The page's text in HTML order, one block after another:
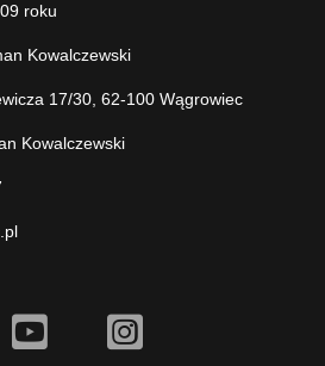
roku
Kowalczewski
17/30, 62-100 Wągrowiec
Kowalczewski